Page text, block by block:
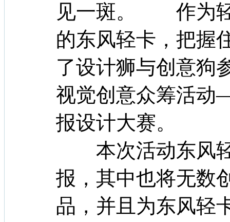
见一斑。 作为轻
的东风轻卡，把握
了设计狮与创意狗
视觉创意众筹活
报设计大赛。
本次活动东风轻
报，其中也将无数
品，并且为东风轻